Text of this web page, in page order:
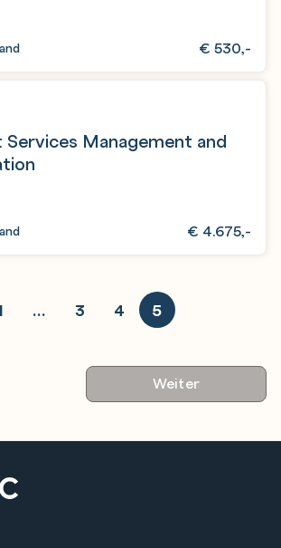
€ 530,-
Services Management and
€ 4.675,-
… 3 4 5
Weiter